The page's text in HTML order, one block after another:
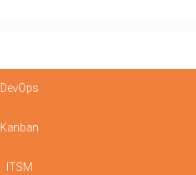
DevOps
Kanban
ITSM